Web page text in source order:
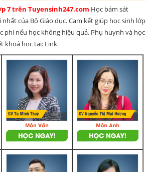
7 trên Tuyensinh247.com Học bám sát
của Bộ Giáo dục. Cam kết giúp học sinh lớp
phí nếu học không hiệu quả. Phụ huynh và học
khoá học tại: Link